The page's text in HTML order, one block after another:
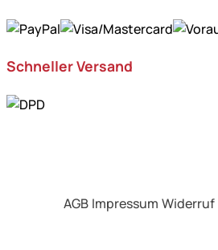
Schneller Versand
AGB Impressum Widerruf